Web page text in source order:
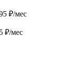
₽/мес
₽/мес